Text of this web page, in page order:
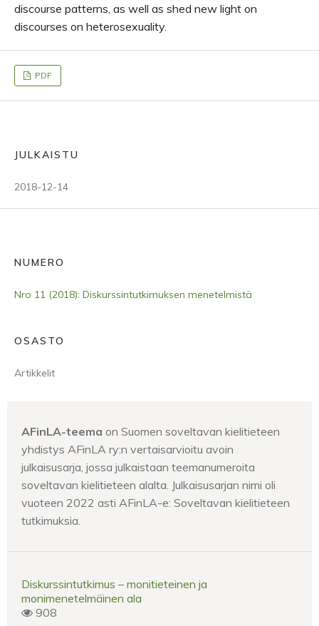
discourse patterns, as well as shed new light on
discourses on heterosexuality.
PDF
JULKAISTU
2018-12-14
NUMERO
Nro 11 (2018): Diskurssintutkimuksen menetelmistä
OSASTO
Artikkelit
AFinLA-teema on Suomen soveltavan kielitieteen
yhdistys AFinLA ry:n vertaisarvioitu avoin
julkaisusarja, jossa julkaistaan teemanumeroita
soveltavan kielitieteen alalta. Julkaisusarjan nimi oli
vuoteen 2022 asti AFinLA-e: Soveltavan kielitieteen
tutkimuksia.
Diskurssintutkimus – monitieteinen ja
monimenetelmäinen ala
908